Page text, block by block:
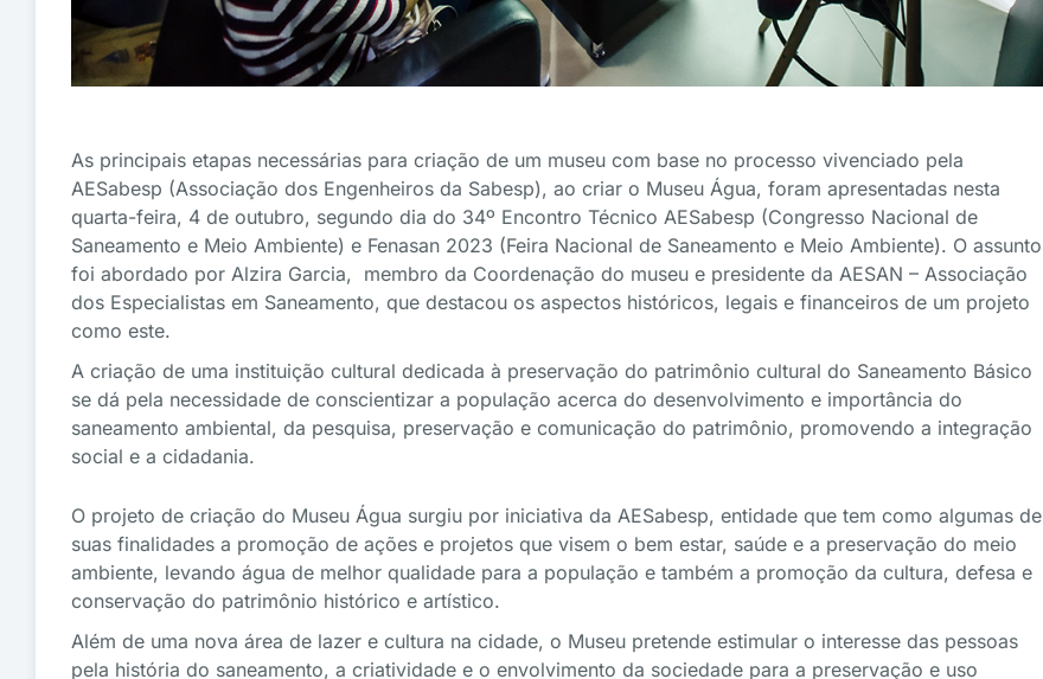
As principais etapas necessárias para criação de um museu com base no processo vivenciado pela
AESabesp (Associação dos Engenheiros da Sabesp), ao criar o Museu Água, foram apresentadas nesta
quarta-feira, 4 de outubro, segundo dia do 34º Encontro Técnico AESabesp (Congresso Nacional de
Saneamento e Meio Ambiente) e Fenasan 2023 (Feira Nacional de Saneamento e Meio Ambiente). O assunto
foi abordado por Alzira Garcia, membro da Coordenação do museu e presidente da AESAN – Associação
dos Especialistas em Saneamento, que destacou os aspectos históricos, legais e financeiros de um projeto
como este.
A criação de uma instituição cultural dedicada à preservação do patrimônio cultural do Saneamento Básico
se dá pela necessidade de conscientizar a população acerca do desenvolvimento e importância do
saneamento ambiental, da pesquisa, preservação e comunicação do patrimônio, promovendo a integração
social e a cidadania.
O projeto de criação do Museu Água surgiu por iniciativa da AESabesp, entidade que tem como algumas de
suas finalidades a promoção de ações e projetos que visem o bem estar, saúde e a preservação do meio
ambiente, levando água de melhor qualidade para a população e também a promoção da cultura, defesa e
conservação do patrimônio histórico e artístico.
Além de uma nova área de lazer e cultura na cidade, o Museu pretende estimular o interesse das pessoas
pela história do saneamento, a criatividade e o envolvimento da sociedade para a preservação e uso